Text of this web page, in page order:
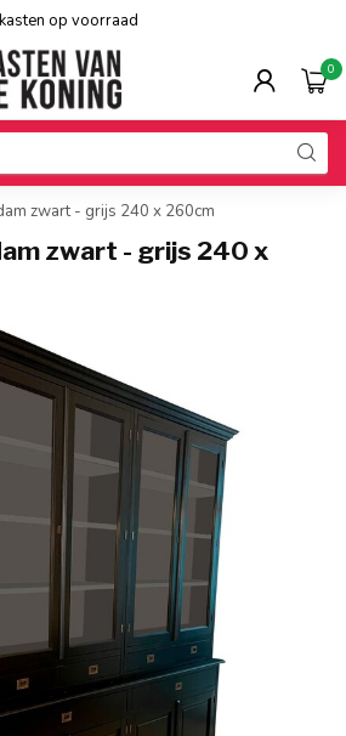
op voorraad
0
zwart - grijs 240 x 260cm
zwart - grijs 240 x